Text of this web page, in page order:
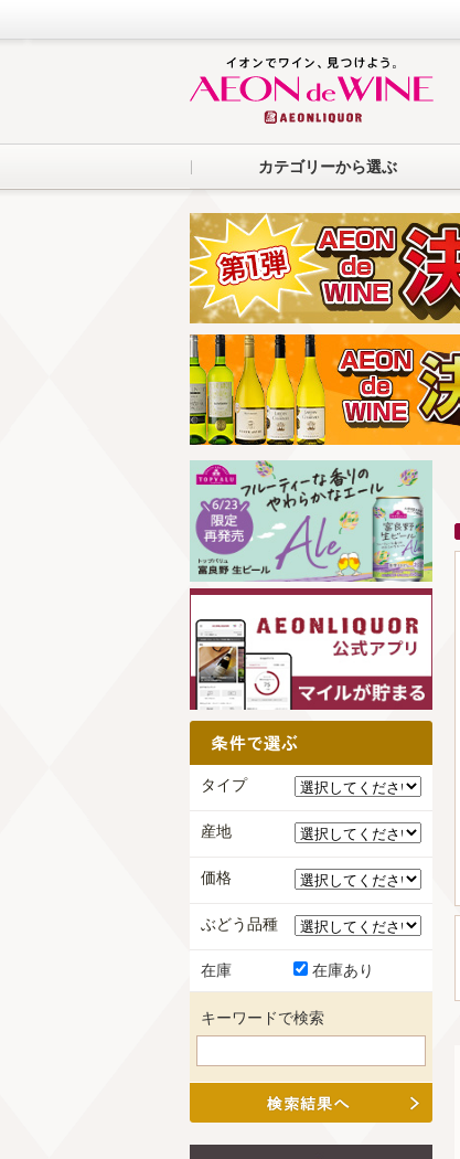
カテゴリーから選ぶ
タイプ
産地
価格
ぶどう品種
在庫 在庫あり
キーワードで検索